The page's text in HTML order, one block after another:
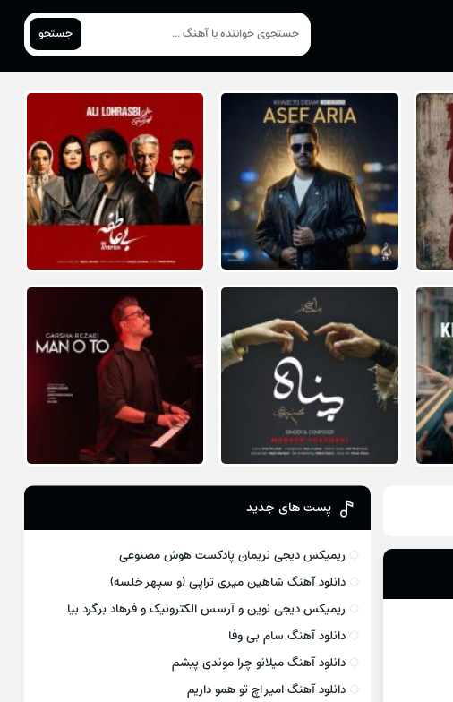
جستجو
پست های جدید
ریمیکس دیجی نریمان پادکست هوش مصنوعی
دانلود آهنگ شاهین میری تراپی (و سپهر خلسه)
ریمیکس دیجی نوین و آرسس الکترونیک و فرهاد برگرد بیا
دانلود آهنگ سام بی وفا
دانلود آهنگ میلانو چرا موندی پیشم
دانلود آهنگ امیر اچ تو همو داریم